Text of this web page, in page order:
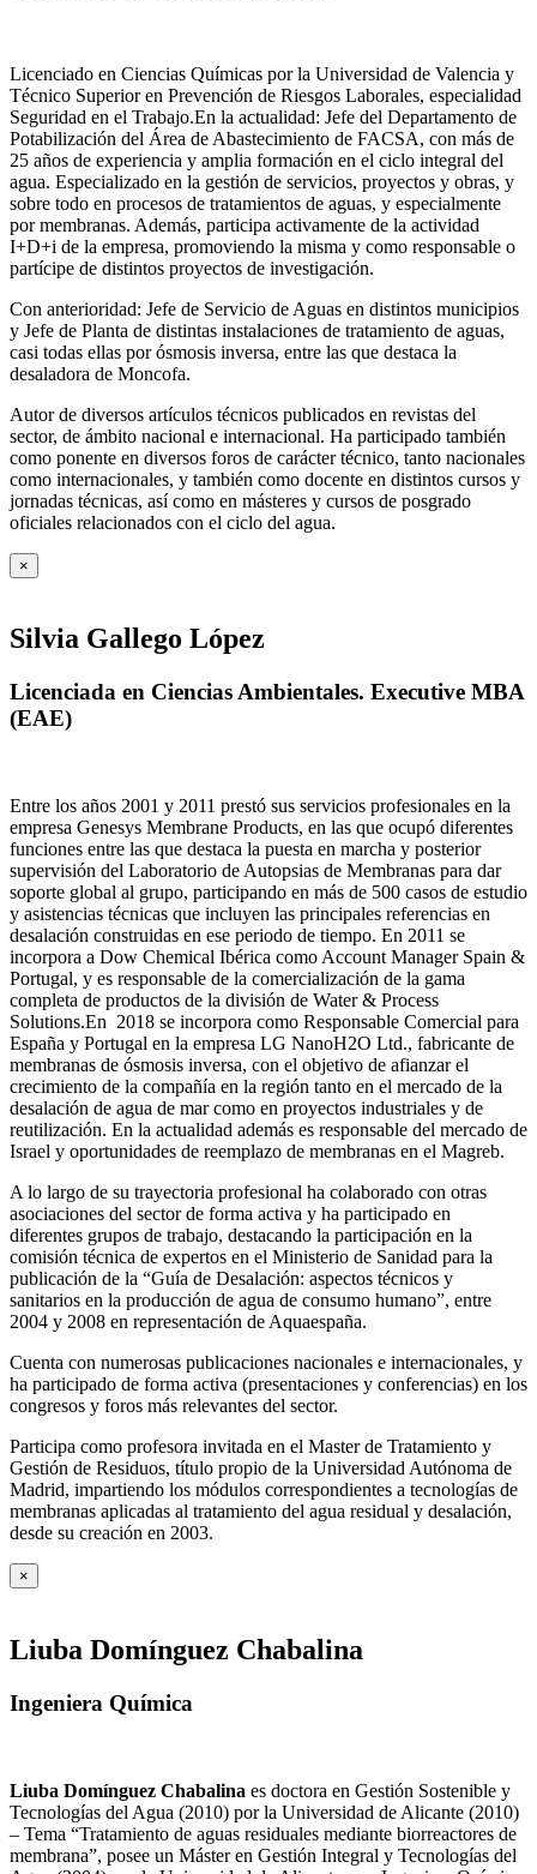
Licenciado en Ciencias Químicas por la Universidad de Valencia y
Técnico Superior en Prevención de Riesgos Laborales, especialidad
Seguridad en el Trabajo.En la actualidad: Jefe del Departamento de
Potabilización del Área de Abastecimiento de FACSA, con más de
25 años de experiencia y amplia formación en el ciclo integral del
agua. Especializado en la gestión de servicios, proyectos y obras, y
sobre todo en procesos de tratamientos de aguas, y especialmente
por membranas. Además, participa activamente de la actividad
I+D+i de la empresa, promoviendo la misma y como responsable o
partícipe de distintos proyectos de investigación.
Con anterioridad: Jefe de Servicio de Aguas en distintos municipios
y Jefe de Planta de distintas instalaciones de tratamiento de aguas,
casi todas ellas por ósmosis inversa, entre las que destaca la
desaladora de Moncofa.
Autor de diversos artículos técnicos publicados en revistas del
sector, de ámbito nacional e internacional. Ha participado también
como ponente en diversos foros de carácter técnico, tanto nacionales
como internacionales, y también como docente en distintos cursos y
jornadas técnicas, así como en másteres y cursos de posgrado
oficiales relacionados con el ciclo del agua.
×
Silvia Gallego López
Licenciada en Ciencias Ambientales. Executive MBA
(EAE)
Entre los años 2001 y 2011 prestó sus servicios profesionales en la
empresa Genesys Membrane Products, en las que ocupó diferentes
funciones entre las que destaca la puesta en marcha y posterior
supervisión del Laboratorio de Autopsias de Membranas para dar
soporte global al grupo, participando en más de 500 casos de estudio
y asistencias técnicas que incluyen las principales referencias en
desalación construidas en ese periodo de tiempo. En 2011 se
incorpora a Dow Chemical Ibérica como Account Manager Spain &
Portugal, y es responsable de la comercialización de la gama
completa de productos de la división de Water & Process
Solutions.En 2018 se incorpora como Responsable Comercial para
España y Portugal en la empresa LG NanoH2O Ltd., fabricante de
membranas de ósmosis inversa, con el objetivo de afianzar el
crecimiento de la compañía en la región tanto en el mercado de la
desalación de agua de mar como en proyectos industriales y de
reutilización. En la actualidad además es responsable del mercado de
Israel y oportunidades de reemplazo de membranas en el Magreb.
A lo largo de su trayectoria profesional ha colaborado con otras
asociaciones del sector de forma activa y ha participado en
diferentes grupos de trabajo, destacando la participación en la
comisión técnica de expertos en el Ministerio de Sanidad para la
publicación de la “Guía de Desalación: aspectos técnicos y
sanitarios en la producción de agua de consumo humano”, entre
2004 y 2008 en representación de Aquaespaña.
Cuenta con numerosas publicaciones nacionales e internacionales, y
ha participado de forma activa (presentaciones y conferencias) en los
congresos y foros más relevantes del sector.
Participa como profesora invitada en el Master de Tratamiento y
Gestión de Residuos, título propio de la Universidad Autónoma de
Madrid, impartiendo los módulos correspondientes a tecnologías de
membranas aplicadas al tratamiento del agua residual y desalación,
desde su creación en 2003.
×
Liuba Domínguez Chabalina
Ingeniera Química
Liuba Domínguez Chabalina es doctora en Gestión Sostenible y
Tecnologías del Agua (2010) por la Universidad de Alicante (2010)
– Tema “Tratamiento de aguas residuales mediante biorreactores de
membrana”, posee un Máster en Gestión Integral y Tecnologías del